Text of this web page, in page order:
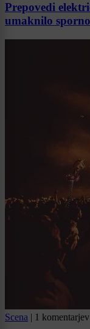
Prepovedi
umaknilo
Scena | 1 komentarjev